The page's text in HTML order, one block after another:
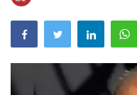
बिज़नेस
मनोरंजन